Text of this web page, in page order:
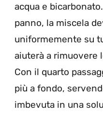
acqua e
panno, la miscela
uniformemente su
aiuterà a rimuovere
Con il quarto
più a fondo,
imbevuta in una